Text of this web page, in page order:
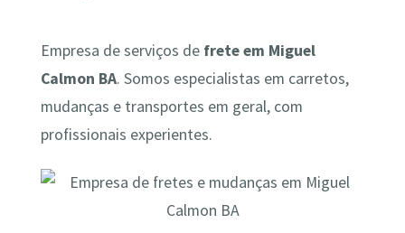
Empresa de serviços de frete em Miguel
Calmon BA. Somos especialistas em carretos,
mudanças e transportes em geral, com
profissionais experientes.